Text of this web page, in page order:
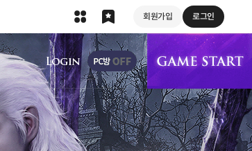
회원가입 로그인
상단 메뉴